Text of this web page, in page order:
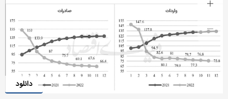
دانلود